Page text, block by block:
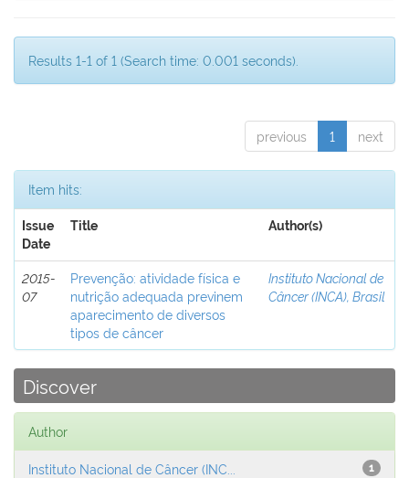
Results 1-1 of 1 (Search time: 0.001 seconds).
previous 1 next
Item hits:
Issue
Date
Title Author(s)
2015-
07
Prevenção: atividade física e
nutrição adequada previnem
aparecimento de diversos
tipos de câncer
Instituto Nacional de
Câncer (INCA), Brasil
Discover
Author
1
Instituto Nacional de Câncer (INC...